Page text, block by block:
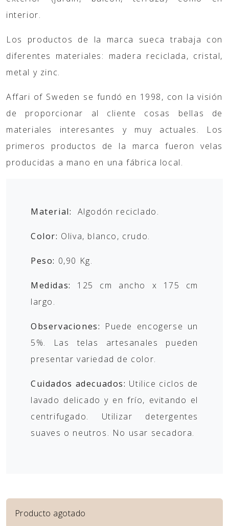
interior.
Los productos de la marca sueca trabaja con
diferentes materiales: madera reciclada, cristal,
metal y zinc.
Affari of Sweden se fundó en 1998, con la visión
de proporcionar al cliente cosas bellas de
materiales interesantes y muy actuales. Los
primeros productos de la marca fueron velas
producidas a mano en una fábrica local.
Material: Algodón reciclado.
Color: Oliva, blanco, crudo.
Peso: 0,90 Kg.
Medidas: 125 cm ancho x 175 cm
largo.
Observaciones: Puede encogerse un
5%. Las telas artesanales pueden
presentar variedad de color.
Cuidados adecuados: Utilice ciclos de
lavado delicado y en frío, evitando el
centrifugado. Utilizar detergentes
suaves o neutros. No usar secadora.
Producto agotado